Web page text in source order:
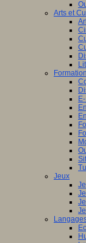
Arts et
Formation
Jeux